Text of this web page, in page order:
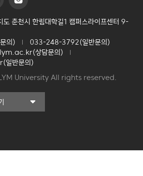
춘천시 한림대학길1 캠퍼스라이프센터 9-
의)
033-248-3792(일반문의)
상담문의)
반문의)
University All rights reserved.